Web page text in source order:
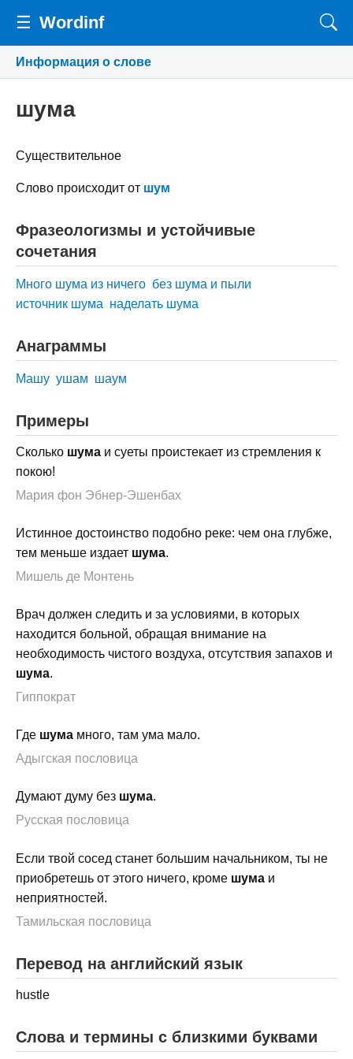
☰ Wordinf
Информация о слове
шума
Существительное
Слово происходит от шум
Фразеологизмы и устойчивые
сочетания
Много шума из ничего без шума и пыли
источник шума наделать шума
Анаграммы
Машу ушам шаум
Примеры
Сколько шума и суеты проистекает из стремления к
покою!
Мария фон Эбнер-Эшенбах
Истинное достоинство подобно реке: чем она глубже,
тем меньше издает шума.
Мишель де Монтень
Врач должен следить и за условиями, в которых
находится больной, обращая внимание на
необходимость чистого воздуха, отсутствия запахов и
шума.
Гиппократ
Где шума много, там ума мало.
Адыгская пословица
Думают думу без шума.
Русская пословица
Если твой сосед станет большим начальником, ты не
приобретешь от этого ничего, кроме шума и
неприятностей.
Тамильская пословица
Перевод на английский язык
hustle
Слова и термины с близкими буквами